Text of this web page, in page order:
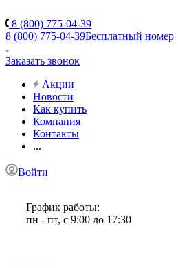
8 (800) 775-04-39
8 (800) 775-04-39Бесплатный номер
Заказать звонок
Акции
Новости
Как купить
Компания
Контакты
...
Войти
График работы:
пн - пт, с 9:00 до 17:30